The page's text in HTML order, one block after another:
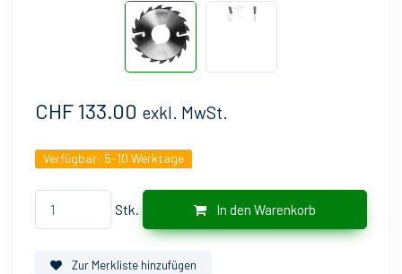
CHF 133.00 exkl. MwSt.
Verfügbar: 5-10 Werktage
Stk. In den Warenkorb
Zur Merkliste hinzufügen